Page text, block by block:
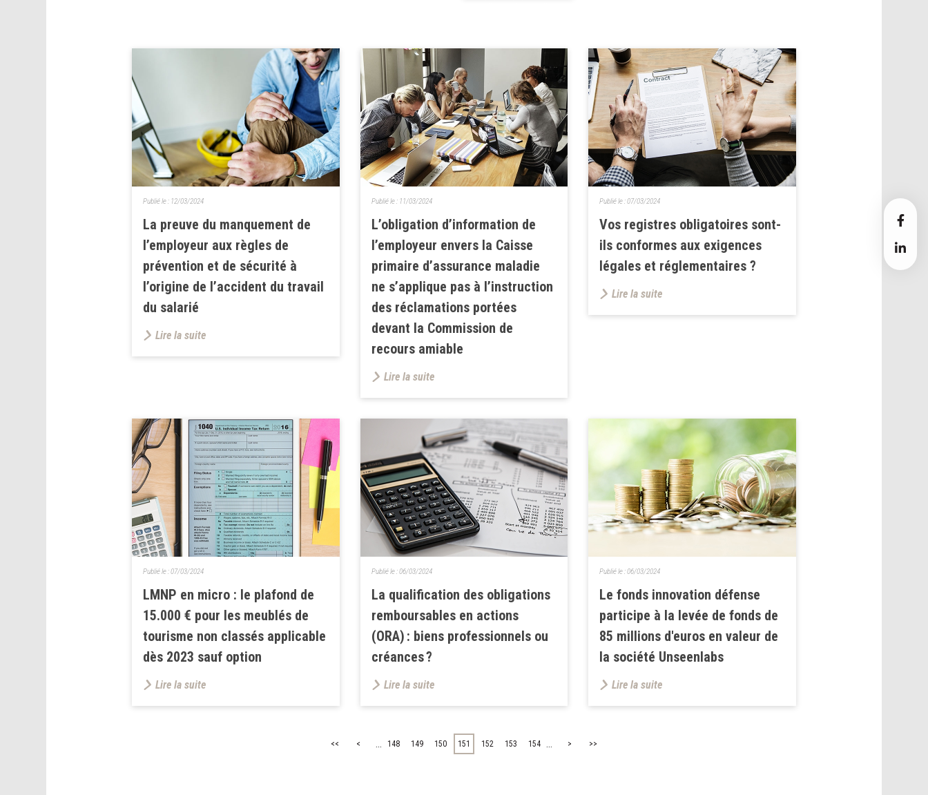
La preuve du manquement de
l’employeur aux règles de
prévention et de sécurité à
l’origine de l’accident du travail
du salarié
Publié le : 12/03/2024
Lire la suite
L’obligation d’information de
l’employeur envers la Caisse
primaire d’assurance maladie
ne s’applique pas à l’instruction
des réclamations portées
devant la Commission de
recours amiable
Publié le : 11/03/2024
Lire la suite
Vos registres obligatoires sont-
ils conformes aux exigences
légales et réglementaires ?
Publié le :07/03/2024
Lire la suite
LMNP en micro : le plafond de
15.000 € pour les meublés de
tourisme non classés applicable
dès 2023 sauf option
Publié le :07/03/2024
Lire la suite
La qualification des obligations
remboursables en actions
(ORA) : biens professionnels ou
créances ?
Publié le :06/03/2024
Lire la suite
Le fonds innovation défense
participe à la levée de fonds de
85 millions d'euros en valeur de
la société Unseenlabs
Publié le :06/03/2024
Lire la suite
<< < ... 148 149 150 151 152 153 154 ... > >>